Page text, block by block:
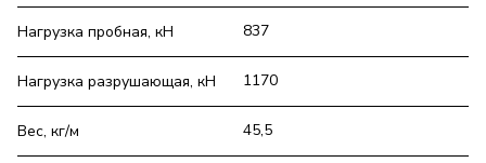
Нагрузка пробная, кН 837
Нагрузка разрушающая, кН 1170
Вес, кг/м 45,5